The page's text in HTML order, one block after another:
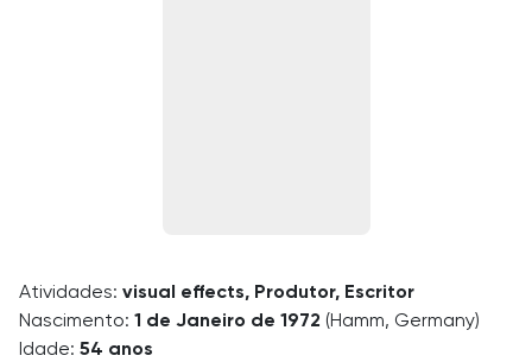
Atividades: visual effects, Produtor, Escritor
Nascimento: 1 de Janeiro de 1972 (Hamm, Germany)
Idade: 54 anos